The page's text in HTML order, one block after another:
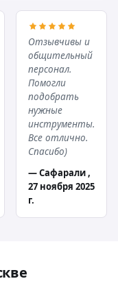
Отзывчивы и
общительный
персонал.
Помогли
подобрать
нужные
инструменты.
Все отлично.
Спасибо)
— Сафарали ,
27 ноября 2025
г.